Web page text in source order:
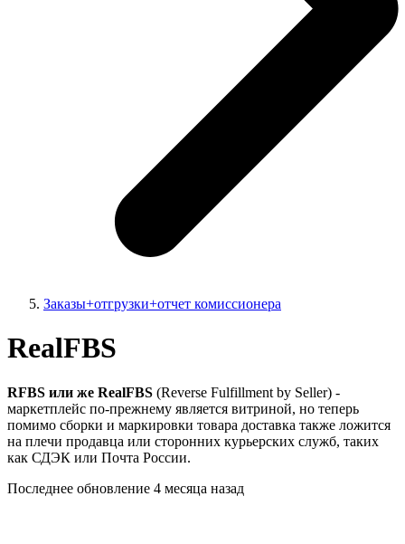
Заказы+отгрузки+отчет комиссионера
RealFBS
RFBS или же RealFBS (Reverse Fulfillment by Seller) -
маркетплейс по-прежнему является витриной, но теперь
помимо сборки и маркировки товара доставка также ложится
на плечи продавца или сторонних курьерских служб, таких
как СДЭК или Почта России.
Последнее обновление 4 месяца назад